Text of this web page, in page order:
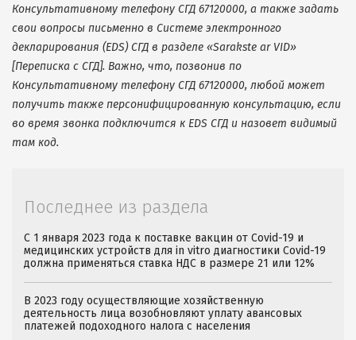
Консультативному телефону СГД 67120000, а также задать
свои вопросы письменно в Системе электронного
декларирования (EDS) СГД в разделе «Sarakste ar VID»
[Переписка с СГД]. Важно, что, позвонив по
Консультативному телефону СГД 67120000, любой может
получить также персонифицированную консультацию, если
во время звонка подключится к EDS СГД и назовет видимый
там код.
Последнее из раздела
С 1 января 2023 года к поставке вакцин от Covid-19 и
медицинских устройств для in vitro диагностики Covid-19
должна применяться ставка НДС в размере 21 или 12%
В 2023 году осуществляющие хозяйственную
деятельность лица возобновляют уплату авансовых
платежей подоходного налога с населения